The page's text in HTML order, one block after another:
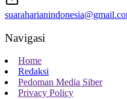
Navigasi
Home
Redaksi
Pedoman Media Siber
Privacy Policy